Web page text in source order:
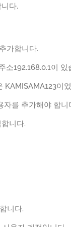
다.
가합니다.
소192.168.0.1이 있
KAMISAMA123이
자를 추가해야 합니
니다.
니다.